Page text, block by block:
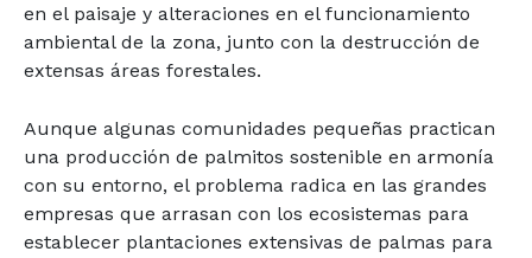
en el paisaje y alteraciones en el funcionamiento
ambiental de la zona, junto con la destrucción de
extensas áreas forestales.
Aunque algunas comunidades pequeñas practican
una producción de palmitos sostenible en armonía
con su entorno, el problema radica en las grandes
empresas que arrasan con los ecosistemas para
establecer plantaciones extensivas de palmas para